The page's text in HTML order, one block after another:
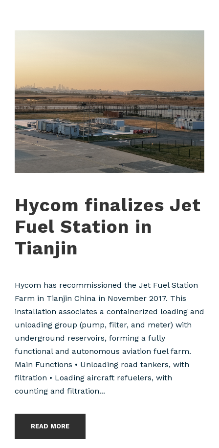
Hycom finalizes Jet
Fuel Station in
Tianjin
Hycom has recommissioned the Jet Fuel Station
Farm in Tianjin China in November 2017. This
installation associates a containerized loading and
unloading group (pump, filter, and meter) with
underground reservoirs, forming a fully
functional and autonomous aviation fuel farm.
Main Functions • Unloading road tankers, with
filtration • Loading aircraft refuelers, with
counting and filtration...
READ MORE